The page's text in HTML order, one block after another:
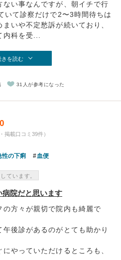
い事なんですが、朝イチで行
いて診察だけで2〜3時間待ちは
いや不定愁訴が続いており、
科を受...
きを読む
31人が参考になった
掲載口コミ39件）
性の下痢 血便
ています。
院だと思います
方々が親切で院内も綺麗で
後診があるのがとても助かり
やっていただけるところも、